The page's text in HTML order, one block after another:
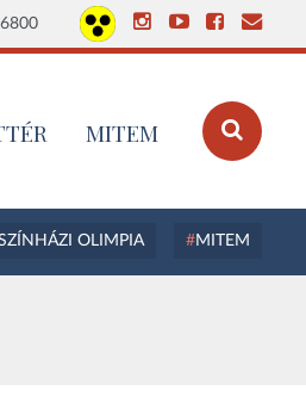
MITEM
OLIMPIA MITEM